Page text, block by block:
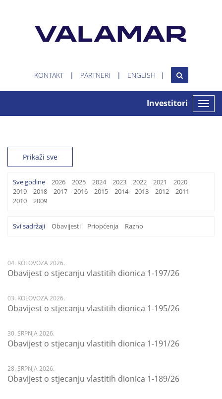
KONTAKT PARTNERI ENGLISH
Toggle
Investitori
Prikaži sve
Sve godine 2026 2025 2024 2023 2022 2021
2020
2019
2018 2017 2016 2015 2014 2013 2012
2011
2010
2009
Svi sadržaji Obavijesti Priopćenja Razno
04. KOLOVOZA 2026.
Obavijest o stjecanju vlastitih dionica 1-197/26
03. KOLOVOZA 2026.
Obavijest o stjecanju vlastitih dionica 1-195/26
30. SRPNJA 2026.
Obavijest o stjecanju vlastitih dionica 1-191/26
28. SRPNJA 2026.
Obavijest o stjecanju vlastitih dionica 1-189/26